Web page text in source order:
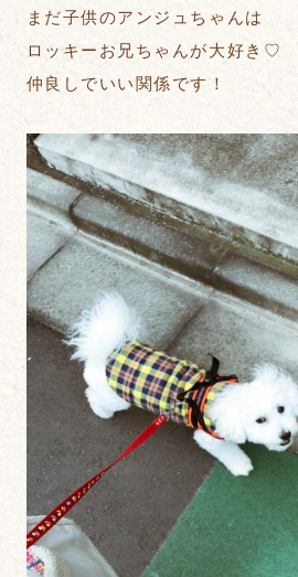
まだ子供のアンジュちゃんは
ロッキーお兄ちゃんが大好き♡
仲良しでいい関係です！